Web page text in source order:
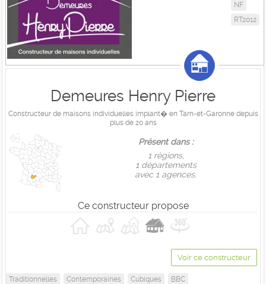
NF
RT2012
Demeures Henry Pierre
Constructeur de maisons individuelles implant� en Tarn-et-Garonne depuis
plus de 20 ans
Présent dans :
1 règions,
1 départements
avec 1 agences.
Ce constructeur propose
Voir ce constructeur
Traditionnelles Contemporaines Cubiques BBC